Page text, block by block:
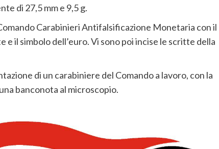
di 27,5 mm e 9,5 g.
Carabinieri Antifalsificazione Monetaria con il
il simbolo dell’euro. Vi sono poi incise le scritte della
di un carabiniere del Comando a lavoro, con la
banconota al microscopio.